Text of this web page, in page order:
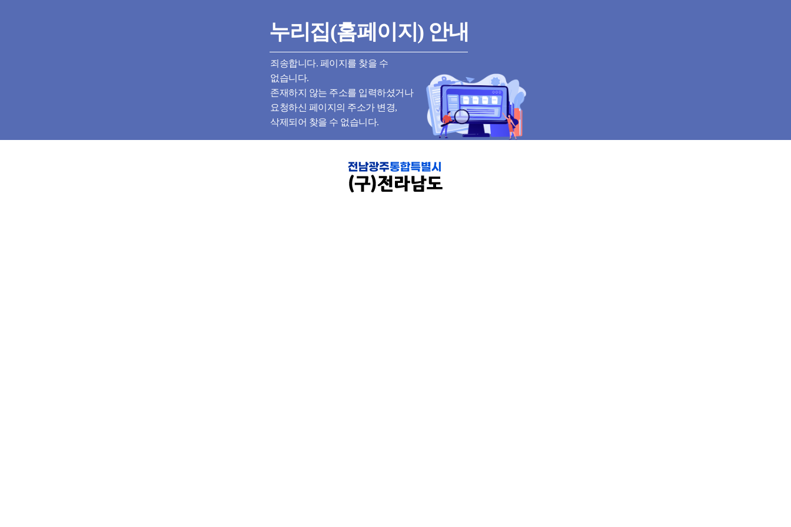
누리집(홈페이지) 안내
죄송합니다. 페이지를 찾을 수
없습니다.
존재하지 않는 주소를 입력하셨거나
요청하신 페이지의 주소가 변경,
삭제되어 찾을 수 없습니다.